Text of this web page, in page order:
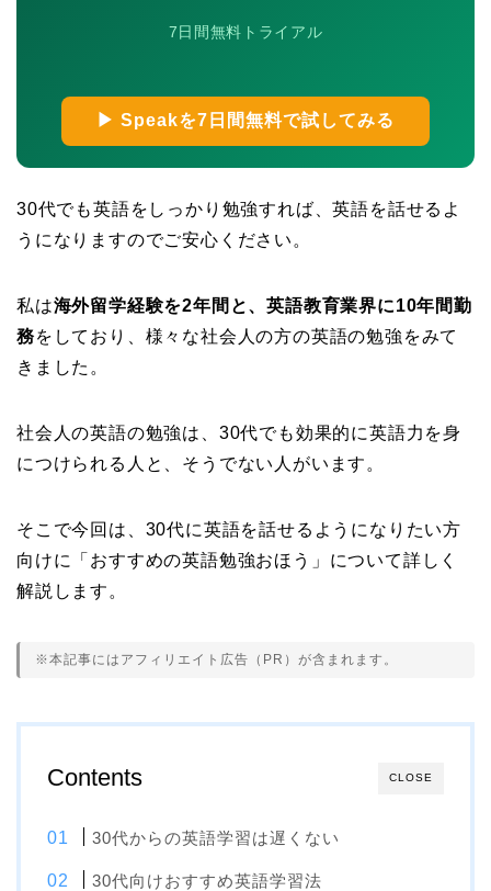
7日間無料トライアル
▶ Speakを7日間無料で試してみる
30代でも英語をしっかり勉強すれば、英語を話せるよ
うになりますのでご安心ください。
私は海外留学経験を2年間と、英語教育業界に10年間勤
務をしており、様々な社会人の方の英語の勉強をみて
きました。
社会人の英語の勉強は、30代でも効果的に英語力を身
につけられる人と、そうでない人がいます。
そこで今回は、30代に英語を話せるようになりたい方
向けに「おすすめの英語勉強おほう」について詳しく
解説します。
※本記事にはアフィリエイト広告（PR）が含まれます。
CLOSE
Contents
30代からの英語学習は遅くない
30代向けおすすめ英語学習法